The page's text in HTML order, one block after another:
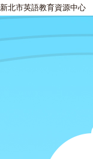
新北市英語教育資源中心